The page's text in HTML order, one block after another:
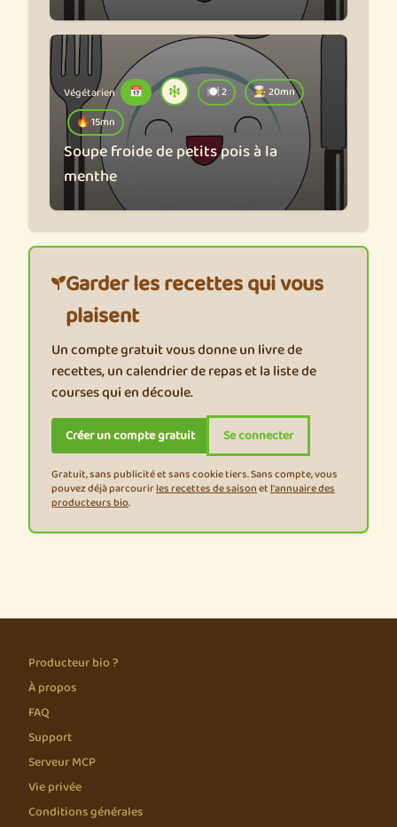
Végétarien 📅 🍽️ 2
🧑‍🍳 20mn
🔥 15mn
Soupe froide de petits pois à la
menthe
Garder les recettes qui vous
plaisent
Un compte gratuit vous donne un livre de
recettes, un calendrier de repas et la liste de
courses qui en découle.
Créer un compte gratuit Se connecter
Gratuit, sans publicité et sans cookie tiers. Sans compte, vous
pouvez déjà parcourirles recettes de saisonetl'annuaire des
producteurs bio.
Producteur bio ?
À propos
FAQ
Support
Serveur MCP
Vie privée
Conditions générales